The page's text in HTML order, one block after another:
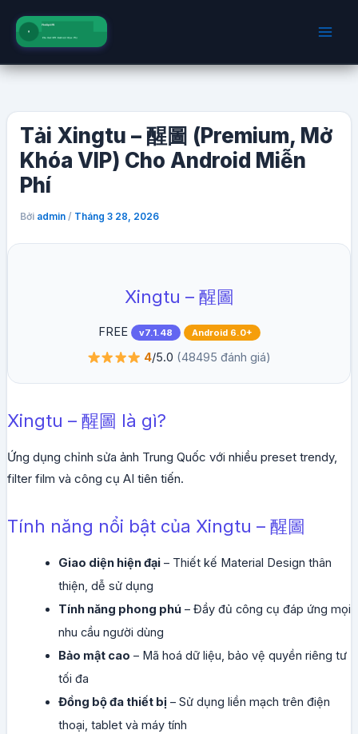
dung
Tải Xingtu – 醒圖 (Premium, Mở
Khóa VIP) Cho Android Miễn
Phí
Bởi admin / Tháng 3 28, 2026
Xingtu – 醒圖
FREE v7.1.48 Android 6.0+
4/5.0 (48495 đánh giá)
Xingtu – 醒圖 là gì?
Ứng dụng chỉnh sửa ảnh Trung Quốc với nhiều preset trendy,
filter film và công cụ AI tiên tiến.
Tính năng nổi bật của Xingtu – 醒圖
Giao diện hiện đại– Thiết kế Material Design thân
thiện, dễ sử dụng
Tính năng phong phú– Đầy đủ công cụ đáp ứng mọi
nhu cầu người dùng
Bảo mật cao – Mã hoá dữ liệu, bảo vệ quyền riêng tư
tối đa
Đồng bộ đa thiết bị – Sử dụng liền mạch trên điện
thoại, tablet và máy tính